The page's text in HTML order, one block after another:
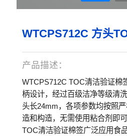
WTCPS712C 方头
产品描述：
WTCPS712C TOC清洁验证棉
柄设计，经过百级洁净等级清
头长24mm，各项参数均按照
造和构造，无需使用粘合剂即
TOC清洁验证棉签广泛应用食